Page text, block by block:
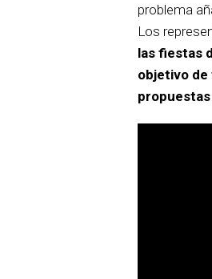
problema
Los
las fiestas
objetivo de